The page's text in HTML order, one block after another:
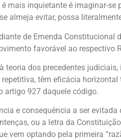
mais inquietante é imaginar-
almeja evitar, possa
de Emenda
favorável ao respectivo
teoria dos precedentes
têm eficácia
artigo 927 daquele código.
e consequência a ser
ou a letra da
vem optando pela primeira